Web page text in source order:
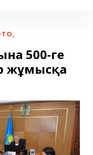
,
500-ге
жұмысқа